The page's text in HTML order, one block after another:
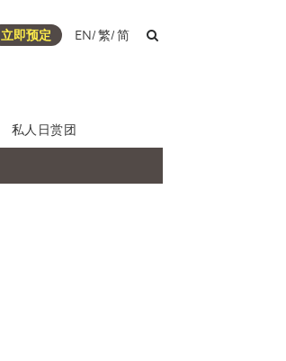
立即预定 EN/繁/简
私人日赏团